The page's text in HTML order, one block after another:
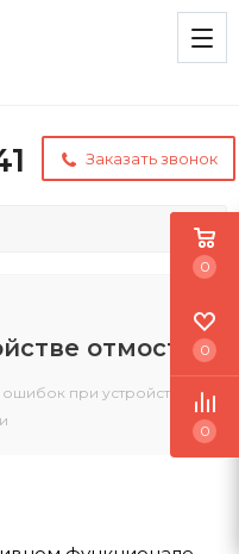
Заказать звонок
отмостки
ошибок при устройстве
0
0
0